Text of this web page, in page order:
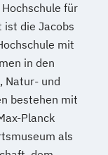
für
ist die Jacobs
mit
in den
Natur- und
bestehen mit
Planck
als